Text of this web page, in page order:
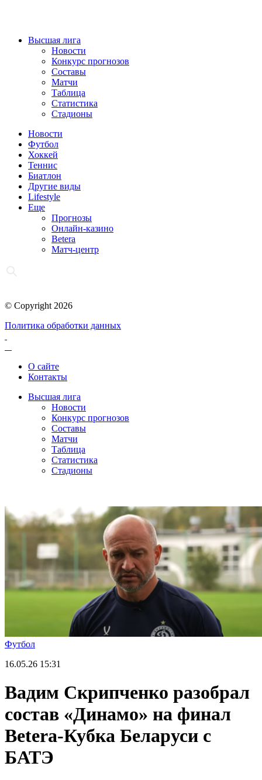
Высшая лига
Новости
Конкурс прогнозов
Составы
Матчи
Таблица
Статистика
Стадионы
Новости
Футбол
Хоккей
Теннис
Биатлон
Другие виды
Lifestyle
Еще
Прогнозы
Онлайн-казино
Betera
Матч-центр
© Copyright 2026
Политика обработки данных
О сайте
Контакты
Высшая лига
Новости
Конкурс прогнозов
Составы
Матчи
Таблица
Статистика
Стадионы
Футбол
16.05.26 15:31
Вадим Скрипченко разобрал
состав «Динамо» на финал
Betera-Кубка Беларуси с
БАТЭ